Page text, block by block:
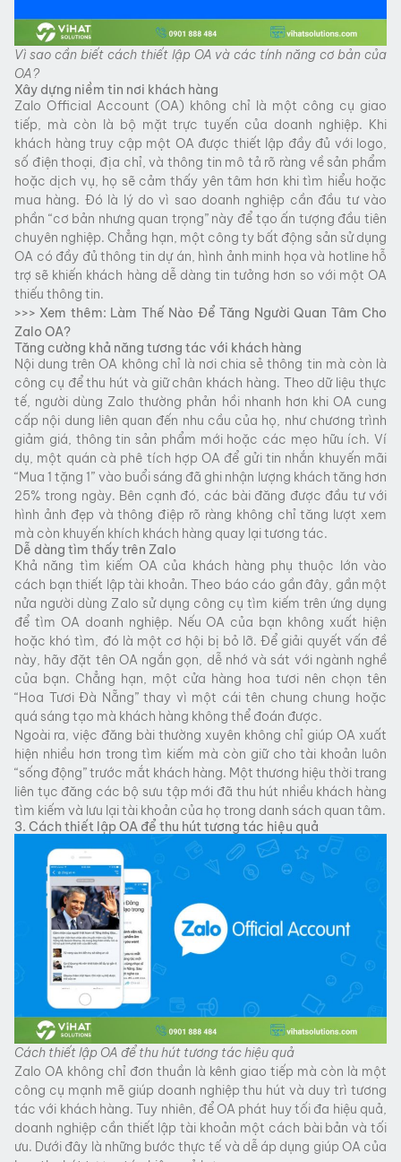
Vì sao cần biết cách thiết lập OA và các tính năng cơ bản của
OA?
Xây dựng niềm tin nơi khách hàng
Zalo Official Account (OA) không chỉ là một công cụ giao
tiếp, mà còn là bộ mặt trực tuyến của doanh nghiệp. Khi
khách hàng truy cập một OA được thiết lập đầy đủ với logo,
số điện thoại, địa chỉ, và thông tin mô tả rõ ràng về sản phẩm
hoặc dịch vụ, họ sẽ cảm thấy yên tâm hơn khi tìm hiểu hoặc
mua hàng. Đó là lý do vì sao doanh nghiệp cần đầu tư vào
phần “cơ bản nhưng quan trọng” này để tạo ấn tượng đầu tiên
chuyên nghiệp. Chẳng hạn, một công ty bất động sản sử dụng
OA có đầy đủ thông tin dự án, hình ảnh minh họa và hotline hỗ
trợ sẽ khiến khách hàng dễ dàng tin tưởng hơn so với một OA
thiếu thông tin.
>>> Xem thêm: Làm Thế Nào Để Tăng Người Quan Tâm Cho
Zalo OA?
Tăng cường khả năng tương tác với khách hàng
Nội dung trên OA không chỉ là nơi chia sẻ thông tin mà còn là
công cụ để thu hút và giữ chân khách hàng. Theo dữ liệu thực
tế, người dùng Zalo thường phản hồi nhanh hơn khi OA cung
cấp nội dung liên quan đến nhu cầu của họ, như chương trình
giảm giá, thông tin sản phẩm mới hoặc các mẹo hữu ích. Ví
dụ, một quán cà phê tích hợp OA để gửi tin nhắn khuyến mãi
“Mua 1 tặng 1” vào buổi sáng đã ghi nhận lượng khách tăng hơn
25% trong ngày. Bên cạnh đó, các bài đăng được đầu tư với
hình ảnh đẹp và thông điệp rõ ràng không chỉ tăng lượt xem
mà còn khuyến khích khách hàng quay lại tương tác.
Dễ dàng tìm thấy trên Zalo
Khả năng tìm kiếm OA của khách hàng phụ thuộc lớn vào
cách bạn thiết lập tài khoản. Theo báo cáo gần đây, gần một
nửa người dùng Zalo sử dụng công cụ tìm kiếm trên ứng dụng
để tìm OA doanh nghiệp. Nếu OA của bạn không xuất hiện
hoặc khó tìm, đó là một cơ hội bị bỏ lỡ. Để giải quyết vấn đề
này, hãy đặt tên OA ngắn gọn, dễ nhớ và sát với ngành nghề
của bạn. Chẳng hạn, một cửa hàng hoa tươi nên chọn tên
“Hoa Tươi Đà Nẵng” thay vì một cái tên chung chung hoặc
quá sáng tạo mà khách hàng không thể đoán được.
Ngoài ra, việc đăng bài thường xuyên không chỉ giúp OA xuất
hiện nhiều hơn trong tìm kiếm mà còn giữ cho tài khoản luôn
“sống động” trước mắt khách hàng. Một thương hiệu thời trang
liên tục đăng các bộ sưu tập mới đã thu hút nhiều khách hàng
tìm kiếm và lưu lại tài khoản của họ trong danh sách quan tâm.
3. Cách thiết lập OA để thu hút tương tác hiệu quả
Cách thiết lập OA để thu hút tương tác hiệu quả
Zalo OA không chỉ đơn thuần là kênh giao tiếp mà còn là một
công cụ mạnh mẽ giúp doanh nghiệp thu hút và duy trì tương
tác với khách hàng. Tuy nhiên, để OA phát huy tối đa hiệu quả,
doanh nghiệp cần thiết lập tài khoản một cách bài bản và tối
ưu. Dưới đây là những bước thực tế và dễ áp dụng giúp OA của